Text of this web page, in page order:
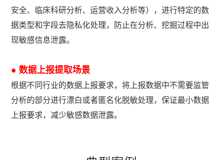
安全、临床科研分析、运营收入分析等），进行特定的数
据类型和字段去隐私化处理，防止在分析、挖掘过程中出
现敏感信息泄露。
● 数据上报提取场景
根据不同行业的数据上报要求，将上报数据中不需要监管
分析的部分进行漂白或者匿名化脱敏处理，保证最小数据
上报要求，减少敏感数据泄露。